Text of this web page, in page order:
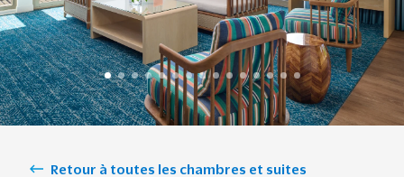
Retour à toutes les chambres et suites